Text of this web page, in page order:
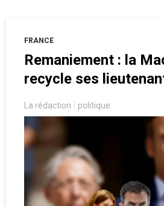
FRANCE
Remaniement : la
recycle ses
La rédaction politique